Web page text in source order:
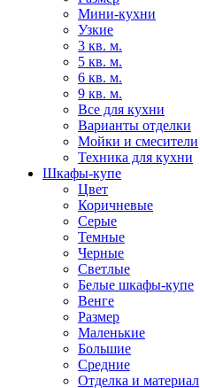
Мини-кухни
Узкие
3 кв. м.
5 кв. м.
6 кв. м.
9 кв. м.
Все для кухни
Варианты отделки
Мойки и смесители
Техника для кухни
Шкафы-купе
Цвет
Коричневые
Серые
Темные
Черные
Светлые
Белые шкафы-купе
Венге
Размер
Маленькие
Большие
Средние
Отделка и материал